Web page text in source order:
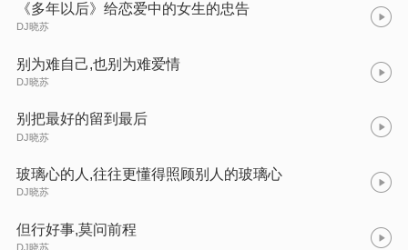
《多年以后》给恋爱中的女生的忠告
DJ晓苏
别为难自己,也别为难爱情
DJ晓苏
别把最好的留到最后
DJ晓苏
玻璃心的人,往往更懂得照顾别人的玻璃心
DJ晓苏
但行好事,莫问前程
DJ晓苏